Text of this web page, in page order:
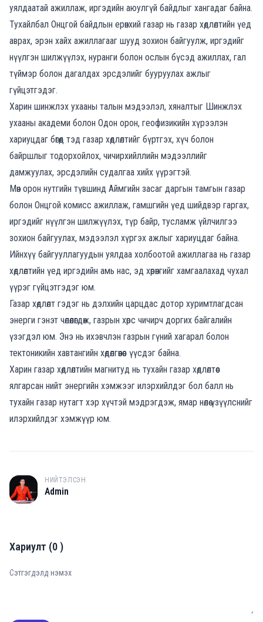
уялдаатай ажиллаж, иргэдийн аюулгүй байдлыг хангадаг байна.
Тухайлбал Онцгой байдлын ерөнхий газар нь газар хөдлөлтийн үед
аврах, эрэн хайх ажиллагааг шууд зохион байгуулж, иргэдийг
нүүлгэн шилжүүлэх, нуранги болон ослын бүсэд ажиллах, гал
түймэр болон дагалдах эрсдэлийг бууруулах ажлыг
гүйцэтгэдэг.
Харин шинжлэх ухааны талын мэдээлэл, хяналтыг Шинжлэх
ухааны академи болон Одон орон, геофизикийн хүрээлэн
хариуцдаг бөгөөд тэд газар хөдлөлтийг бүртгэх, хүч болон
байршлыг тодорхойлох, чичирхийллийн мэдээллийг
дамжуулах, эрсдэлийн судалгаа хийх үүрэгтэй.
Мөн орон нутгийн түвшинд Аймгийн засаг даргын тамгын газар
болон Онцгой комисс ажиллаж, гамшгийн үед шийдвэр гаргах,
иргэдийг нүүлгэн шилжүүлэх, түр байр, тусламж үйлчилгээ
зохион байгуулах, мэдээлэл хүргэх ажлыг хариуцдаг байна.
Ийнхүү байгууллагуудын уялдаа холбоотой ажиллагаа нь газар
хөдлөлтийн үед иргэдийн амь нас, эд хөрөнгийг хамгаалахад чухал
үүрэг гүйцэтгэдэг юм.
Газар хөдлөлт гэдэг нь дэлхийн царцдас дотор хуримтлагдсан
энерги гэнэт чөлөөлөгдөж, газрын хөрс чичирч доргих байгалийн
үзэгдэл юм. Энэ нь ихэвчлэн газрын гүний хагарал болон
тектоникийн хавтангийн хөдөлгөөнөөс үүсдэг байна.
Харин газар хөдлөлтийн магнитуд нь тухайн газар хөдлөлтөөс
ялгарсан нийт энергийн хэмжээг илэрхийлдэг бол балл нь
тухайн газар нутагт хэр хүчтэй мэдрэгдэж, ямар нөлөө үзүүлснийг
илэрхийлдэг хэмжүүр юм.
A
НИЙТЭЛСЭН
Admin
Хариулт (0)